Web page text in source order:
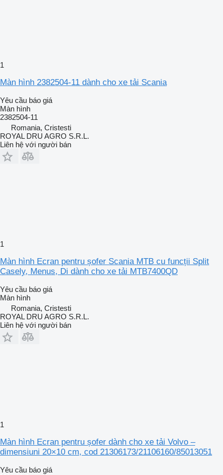
1
Màn hình 2382504-11 dành cho xe tải Scania
Yêu cầu báo giá
Màn hình
2382504-11
Romania, Cristesti
ROYAL DRU AGRO S.R.L.
Liên hệ với người bán
1
Màn hình Ecran pentru șofer Scania MTB cu funcții Split
Casely, Menus, Di dành cho xe tải MTB7400QD
Yêu cầu báo giá
Màn hình
Romania, Cristesti
ROYAL DRU AGRO S.R.L.
Liên hệ với người bán
1
Màn hình Ecran pentru șofer dành cho xe tải Volvo –
dimensiuni 20×10 cm, cod 21306173/21106160/85013051
Yêu cầu báo giá